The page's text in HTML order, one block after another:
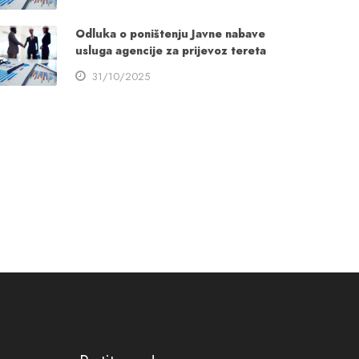
Odluka o poništenju Javne nabave
usluga agencije za prijevoz tereta
31/10/2025